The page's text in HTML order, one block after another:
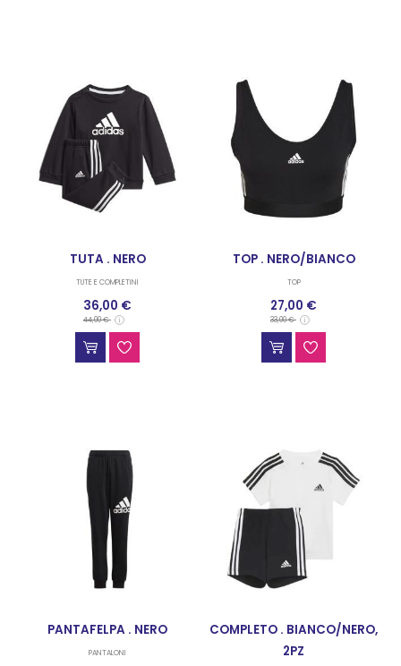
TUTA . NERO
TUTE E COMPLETINI
36,00 €
44,00 €
TOP . NERO/BIANCO
TOP
27,00 €
33,00 €
PANTAFELPA . NERO
PANTALONI
COMPLETO . BIANCO/NERO,
2PZ